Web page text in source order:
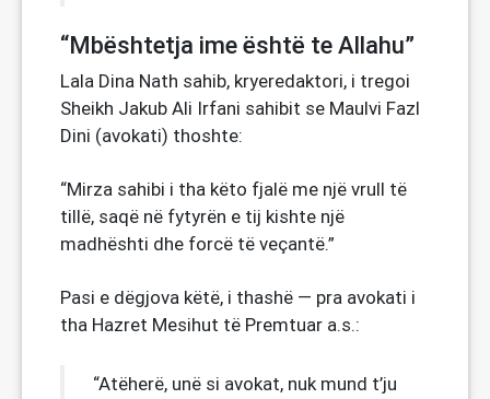
“Mbështetja ime është te Allahu”
Lala Dina Nath sahib, kryeredaktori, i tregoi
Sheikh Jakub Ali Irfani sahibit se Maulvi Fazl
Dini (avokati) thoshte:
“Mirza sahibi i tha këto fjalë me një vrull të
tillë, saqë në fytyrën e tij kishte një
madhështi dhe forcë të veçantë.”
Pasi e dëgjova këtë, i thashë — pra avokati i
tha Hazret Mesihut të Premtuar a.s.:
“Atëherë, unë si avokat, nuk mund t’ju